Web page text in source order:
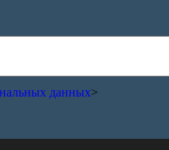
данных>